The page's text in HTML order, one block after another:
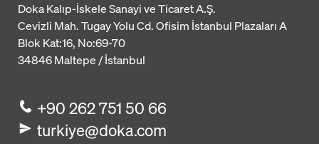
Doka Kalıp-İskele Sanayi ve Ticaret A.Ş.
Cevizli Mah. Tugay Yolu Cd. Ofisim İstanbul Plazaları A
Blok Kat:16, No:69-70
34846Maltepe / İstanbul
+90 262 751 50 66
turkiye@doka.com